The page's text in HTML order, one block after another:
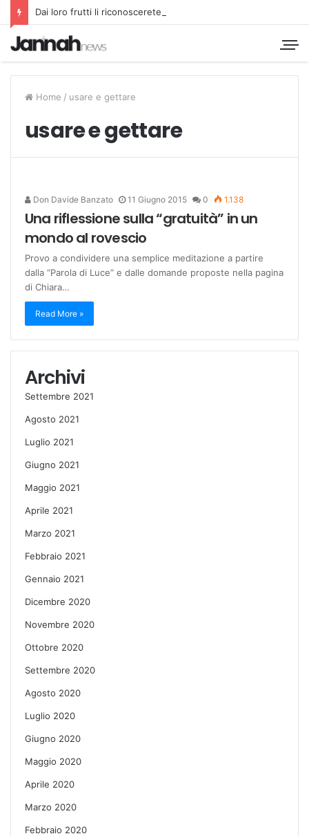
Dai loro frutti li riconoscerete
Home / usare e gettare
usare e gettare
Don Davide Banzato 11 Giugno 2015 0 1.138
Una riflessione sulla “gratuità” in un
mondo al rovescio
Provo a condividere una semplice meditazione a partire
dalla “Parola di Luce” e dalle domande proposte nella pagina
di Chiara…
Read More »
Archivi
Settembre 2021
Agosto 2021
Luglio 2021
Giugno 2021
Maggio 2021
Aprile 2021
Marzo 2021
Febbraio 2021
Gennaio 2021
Dicembre 2020
Novembre 2020
Ottobre 2020
Settembre 2020
Agosto 2020
Luglio 2020
Giugno 2020
Maggio 2020
Aprile 2020
Marzo 2020
Febbraio 2020